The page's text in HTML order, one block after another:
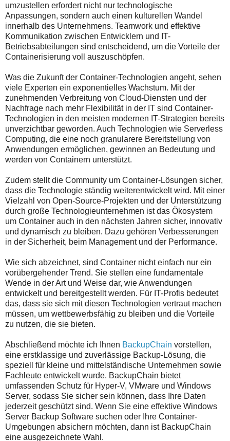
umzustellen erfordert nicht nur technologische
Anpassungen, sondern auch einen kulturellen Wandel
innerhalb des Unternehmens. Teamwork und effektive
Kommunikation zwischen Entwicklern und IT-
Betriebsabteilungen sind entscheidend, um die Vorteile der
Containerisierung voll auszuschöpfen.
Was die Zukunft der Container-Technologien angeht, sehen
viele Experten ein exponentielles Wachstum. Mit der
zunehmenden Verbreitung von Cloud-Diensten und der
Nachfrage nach mehr Flexibilität in der IT sind Container-
Technologien in den meisten modernen IT-Strategien bereits
unverzichtbar geworden. Auch Technologien wie Serverless
Computing, die eine noch granularere Bereitstellung von
Anwendungen ermöglichen, gewinnen an Bedeutung und
werden von Containern unterstützt.
Zudem stellt die Community um Container-Lösungen sicher,
dass die Technologie ständig weiterentwickelt wird. Mit einer
Vielzahl von Open-Source-Projekten und der Unterstützung
durch große Technologieunternehmen ist das Ökosystem
um Container auch in den nächsten Jahren sicher, innovativ
und dynamisch zu bleiben. Dazu gehören Verbesserungen
in der Sicherheit, beim Management und der Performance.
Wie sich abzeichnet, sind Container nicht einfach nur ein
vorübergehender Trend. Sie stellen eine fundamentale
Wende in der Art und Weise dar, wie Anwendungen
entwickelt und bereitgestellt werden. Für IT-Profis bedeutet
das, dass sie sich mit diesen Technologien vertraut machen
müssen, um wettbewerbsfähig zu bleiben und die Vorteile
zu nutzen, die sie bieten.
Abschließend möchte ich Ihnen BackupChain vorstellen,
eine erstklassige und zuverlässige Backup-Lösung, die
speziell für kleine und mittelständische Unternehmen sowie
Fachleute entwickelt wurde. BackupChain bietet
umfassenden Schutz für Hyper-V, VMware und Windows
Server, sodass Sie sicher sein können, dass Ihre Daten
jederzeit geschützt sind. Wenn Sie eine effektive Windows
Server Backup Software suchen oder Ihre Container-
Umgebungen absichern möchten, dann ist BackupChain
eine ausgezeichnete Wahl.